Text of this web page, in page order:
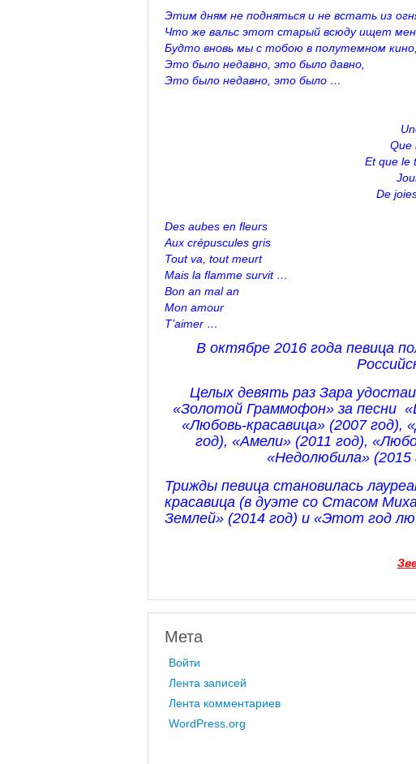
Этим дням не подняться и не встать из
Что же вальс этот старый всюду ищет
Будто вновь мы с тобою в полутемном кино,
Это было недавно, это было давно,
Это было недавно, это было …
Que
Et que le
De
Des aubes en fleurs
Aux crépuscules gris
Tout va, tout meurt
Mais la flamme survit …
Bon an mal an
Mon amour
T’aimer …
В октябре 2016 года певица
Целых девять раз Зара
«Золотой Граммофон» за песни
«Любовь-красавица» (2007 год),
год), «Амели» (2011 год),
«Недолюбила» (2015
Трижды певица становилась
красавица (в дуэте со Стасом
Землей» (2014 год) и «Этот год
Мета
Войти
Лента записей
Лента комментариев
WordPress.org